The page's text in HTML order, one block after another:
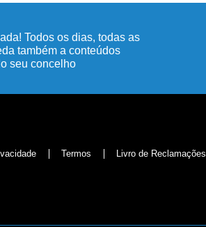
Todos os dias, todas as
também a conteúdos
seu concelho
Termos Livro de Reclamações